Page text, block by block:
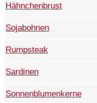
Hähnchenbrust
Sojabohnen
Rumpsteak
Sardinen
Sonnenblumenkerne